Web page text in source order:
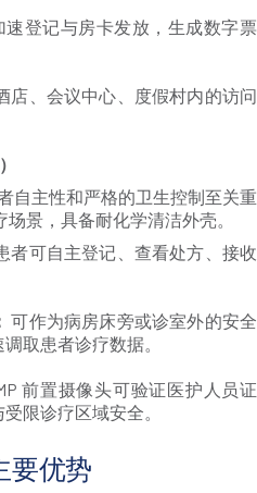
速登记与房卡发放，生成数字票
店、会议中心、度假村内的访问
自主性和严格的卫生控制至关重
景，具备耐化学清洁外壳。
者可自主登记、查看处方、接收
可作为病房床旁或诊室外的安全
取患者诊疗数据。
前置摄像头可验证医护人员证
限诊疗区域安全。
要优势